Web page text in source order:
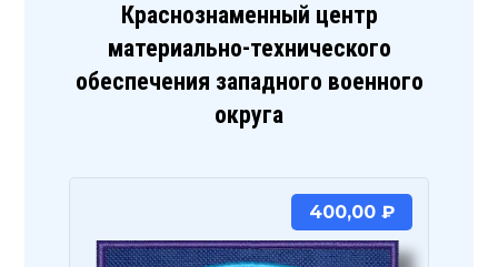
Краснознаменный центр
материально-технического
обеспечения западного военного
округа
400,00 ₽